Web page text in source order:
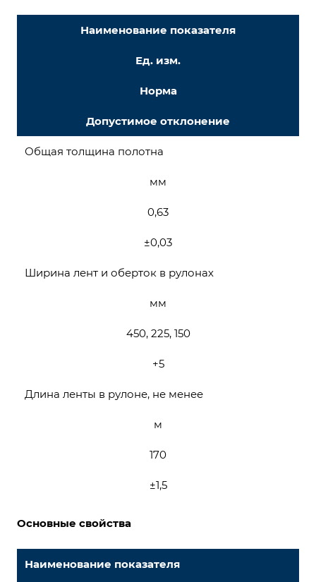
Наименование показателя
Ед. изм.
Норма
Допустимое отклонение
Общая толщина полотна
мм
0,63
±0,03
Ширина лент и оберток в рулонах
мм
450, 225, 150
+5
Длина ленты в рулоне, не менее
м
170
±1,5
Основные свойства
Наименование показателя